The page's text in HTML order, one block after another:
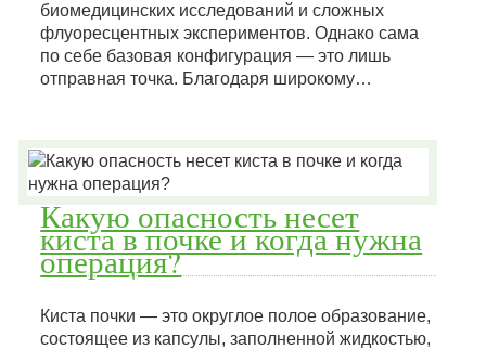
биомедицинских исследований и сложных
флуоресцентных экспериментов. Однако сама
по себе базовая конфигурация — это лишь
отправная точка. Благодаря широкому…
Какую опасность несет
киста в почке и когда нужна
операция?
Киста почки — это округлое полое образование,
состоящее из капсулы, заполненной жидкостью,